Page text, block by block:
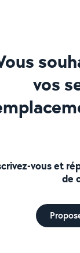
vos
vous et
de